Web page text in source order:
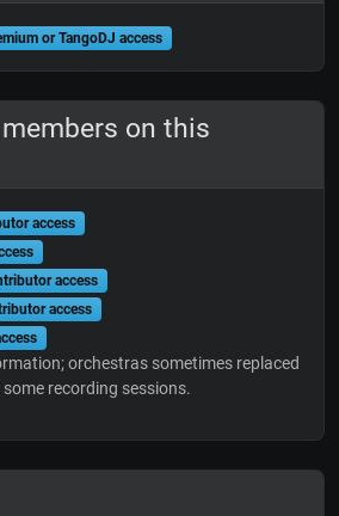
or TangoDJ access
on this
access
access
access
orchestras sometimes replaced
recording sessions.